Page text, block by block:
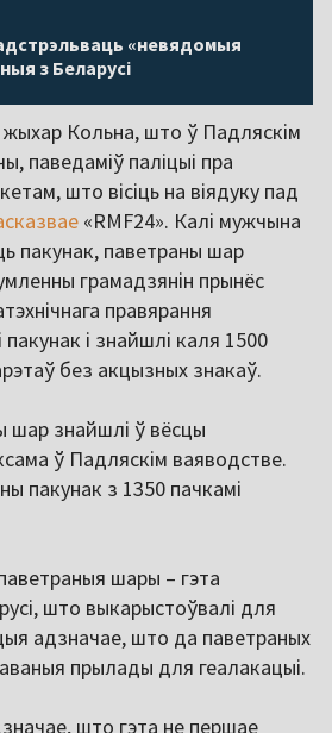
«невядомыя
з Беларусі
жыхар Кольна, што ў Падляскім
паведаміў паліцыі пра
што вісіць на віядуку пад
«RMF24». Калі мужчына
пакунак, паветраны шар
грамадзянін прынёс
правярання
і знайшлі каля 1500
без акцызных знакаў.
шар знайшлі ў вёсцы
ў Падляскім ваяводстве.
пакунак з 1350 пачкамі
шары – гэта
што выкарыстоўвалі для
адзначае, што да паветраных
прылады для геалакацыі.
што гэта не першае